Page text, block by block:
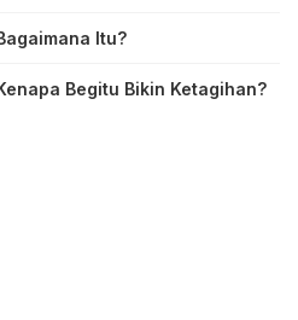
Itu?
Begitu Bikin Ketagihan?